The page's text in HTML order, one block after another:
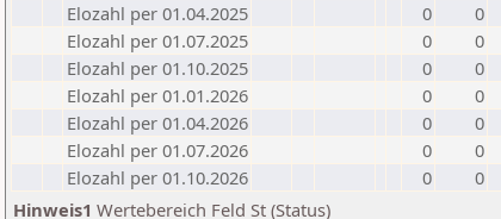
Elozahl per 01.04.2025
0
0
Elozahl per 01.07.2025
0
0
Elozahl per 01.10.2025
0
0
Elozahl per 01.01.2026
0
0
Elozahl per 01.04.2026
0
0
Elozahl per 01.07.2026
0
0
Elozahl per 01.10.2026
0
0
Hinweis1 Wertebereich Feld St (Status)